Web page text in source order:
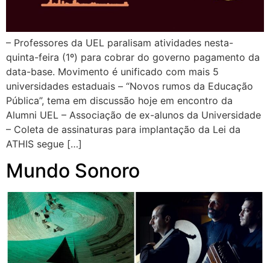
– Professores da UEL paralisam atividades nesta-
quinta-feira (1º) para cobrar do governo pagamento da
data-base. Movimento é unificado com mais 5
universidades estaduais – “Novos rumos da Educação
Pública”, tema em discussão hoje em encontro da
Alumni UEL – Associação de ex-alunos da Universidade
– Coleta de assinaturas para implantação da Lei da
ATHIS segue […]
Mundo Sonoro